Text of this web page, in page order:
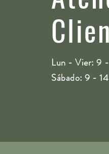
Lun - Vier: 9
Sábado: 9 -